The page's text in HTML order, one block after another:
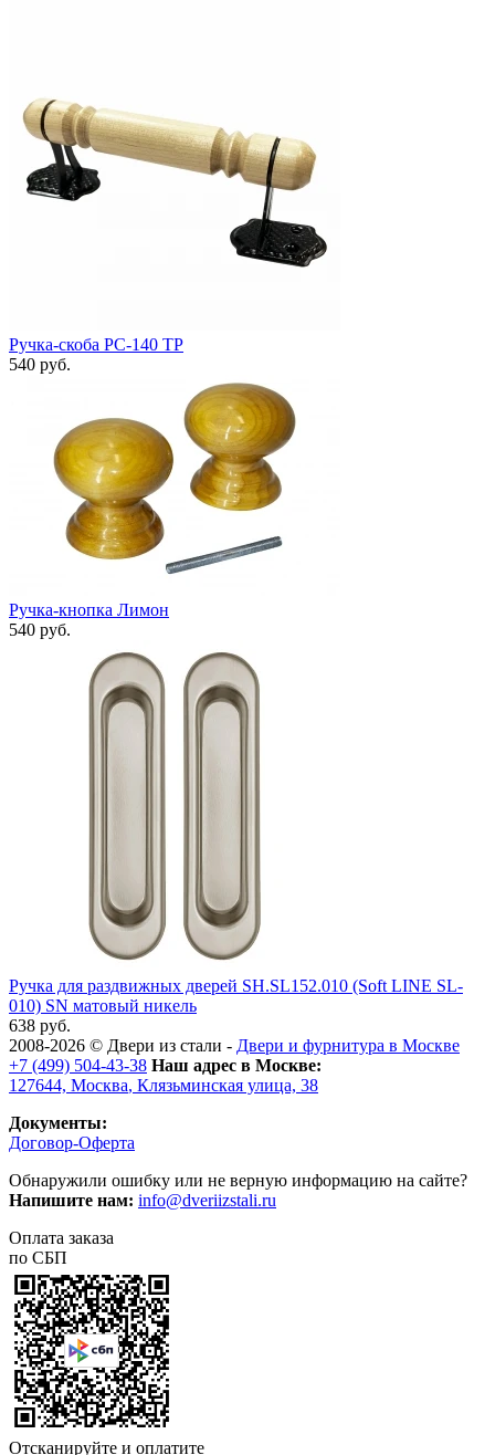
Ручка-скоба РС-140 ТР
540 руб.
Ручка-кнопка Лимон
540 руб.
Ручка для раздвижных дверей SH.SL152.010 (Soft LINE SL-
010) SN матовый никель
638 руб.
2008-2026 © Двери из стали - Двери и фурнитура в Москве
+7 (499) 504-43-38 Наш адрес в Москве:
127644, Москва, Клязьминская улица, 38
Документы:
Договор-Оферта
Обнаружили ошибку или не верную информацию на сайте?
Напишите нам: info@dveriizstali.ru
Оплата заказа
по СБП
Отсканируйте и оплатите